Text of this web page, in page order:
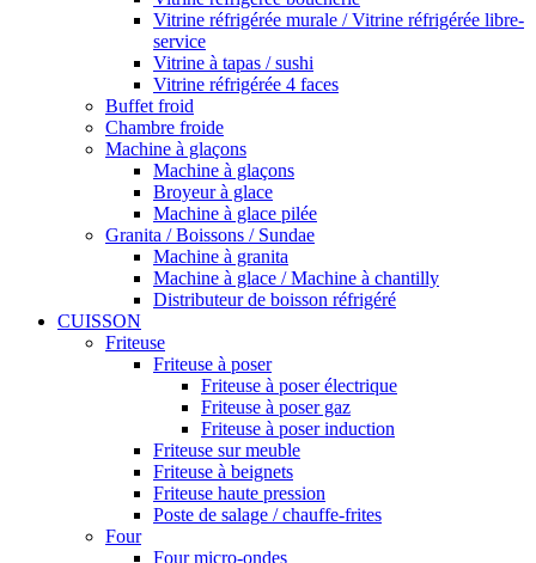
Vitrine réfrigérée murale / Vitrine réfrigérée libre-
service
Vitrine à tapas / sushi
Vitrine réfrigérée 4 faces
Buffet froid
Chambre froide
Machine à glaçons
Machine à glaçons
Broyeur à glace
Machine à glace pilée
Granita / Boissons / Sundae
Machine à granita
Machine à glace / Machine à chantilly
Distributeur de boisson réfrigéré
CUISSON
Friteuse
Friteuse à poser
Friteuse à poser électrique
Friteuse à poser gaz
Friteuse à poser induction
Friteuse sur meuble
Friteuse à beignets
Friteuse haute pression
Poste de salage / chauffe-frites
Four
Four micro-ondes